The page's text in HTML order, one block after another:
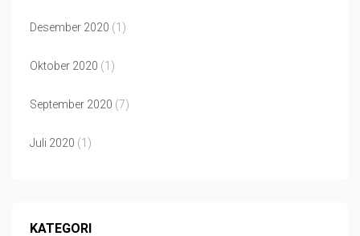
Desember 2020 (1)
Oktober 2020 (1)
September 2020 (7)
Juli 2020 (1)
KATEGORI